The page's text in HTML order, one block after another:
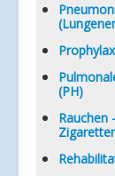
(PH)
Rauchen